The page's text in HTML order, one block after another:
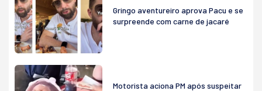
Gringo aventureiro aprova Pacu e se
surpreende com carne de jacaré
Motorista aciona PM após suspeitar